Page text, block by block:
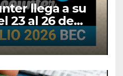
llega a su
23 al 26 de